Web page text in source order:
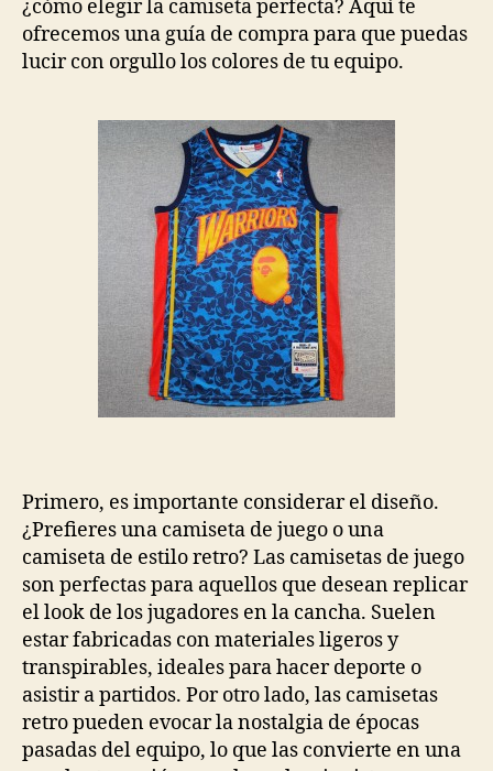
¿cómo elegir la camiseta perfecta? Aquí te
ofrecemos una guía de compra para que puedas
lucir con orgullo los colores de tu equipo.
Primero, es importante considerar el diseño.
¿Prefieres una camiseta de juego o una
camiseta de estilo retro? Las camisetas de juego
son perfectas para aquellos que desean replicar
el look de los jugadores en la cancha. Suelen
estar fabricadas con materiales ligeros y
transpirables, ideales para hacer deporte o
asistir a partidos. Por otro lado, las camisetas
retro pueden evocar la nostalgia de épocas
pasadas del equipo, lo que las convierte en una